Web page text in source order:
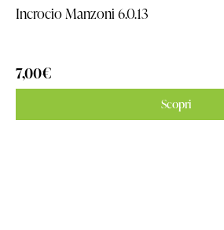
Incrocio Manzoni 6.0.13
7,00€
Scopri